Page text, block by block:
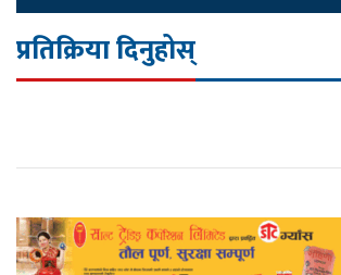
प्रतिक्रिया दिनुहोस्